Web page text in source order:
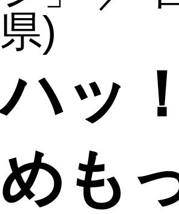
県)
ハッ
めも